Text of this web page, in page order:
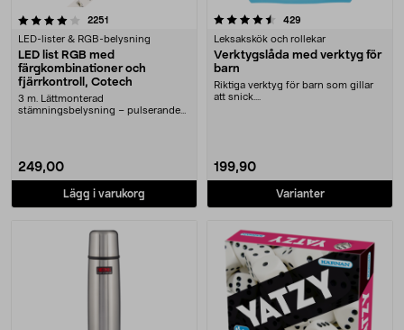
2251
LED-lister & RGB-belysning
LED list RGB med
färgkombinationer och
fjärrkontroll, Cotech
3 m. Lättmonterad
stämningsbelysning – pulserande
249,00
Lägg i varukorg
4.5 av 5 stjärnor 429
Leksakskök och rollekar
Verktygslåda med verktyg för
barn
Riktiga verktyg för barn som gillar
att snick....
199,90
Varianter